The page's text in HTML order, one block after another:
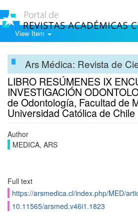
View Item
Ars Médica: Revista de
LIBRO RESÚMENES IX
INVESTIGACIÓN
de Odontología, Facultad de
Universidad Católica de Chile
Author
MEDICA, ARS
Full text
https://arsmedica.cl/index.php/MED/
10.11565/arsmed.v46i1.1823